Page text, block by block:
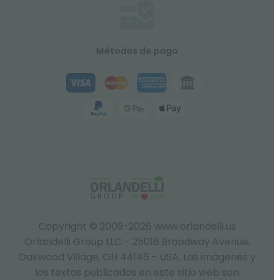
Copyright © 2009-2026 www.orlandelli.us
Orlandelli Group LLC - 25018 Broadway Avenue,
Oakwood Village, OH 44146 - USA. Las imágenes y
los textos publicados en este sitio web son
Métodos de pago